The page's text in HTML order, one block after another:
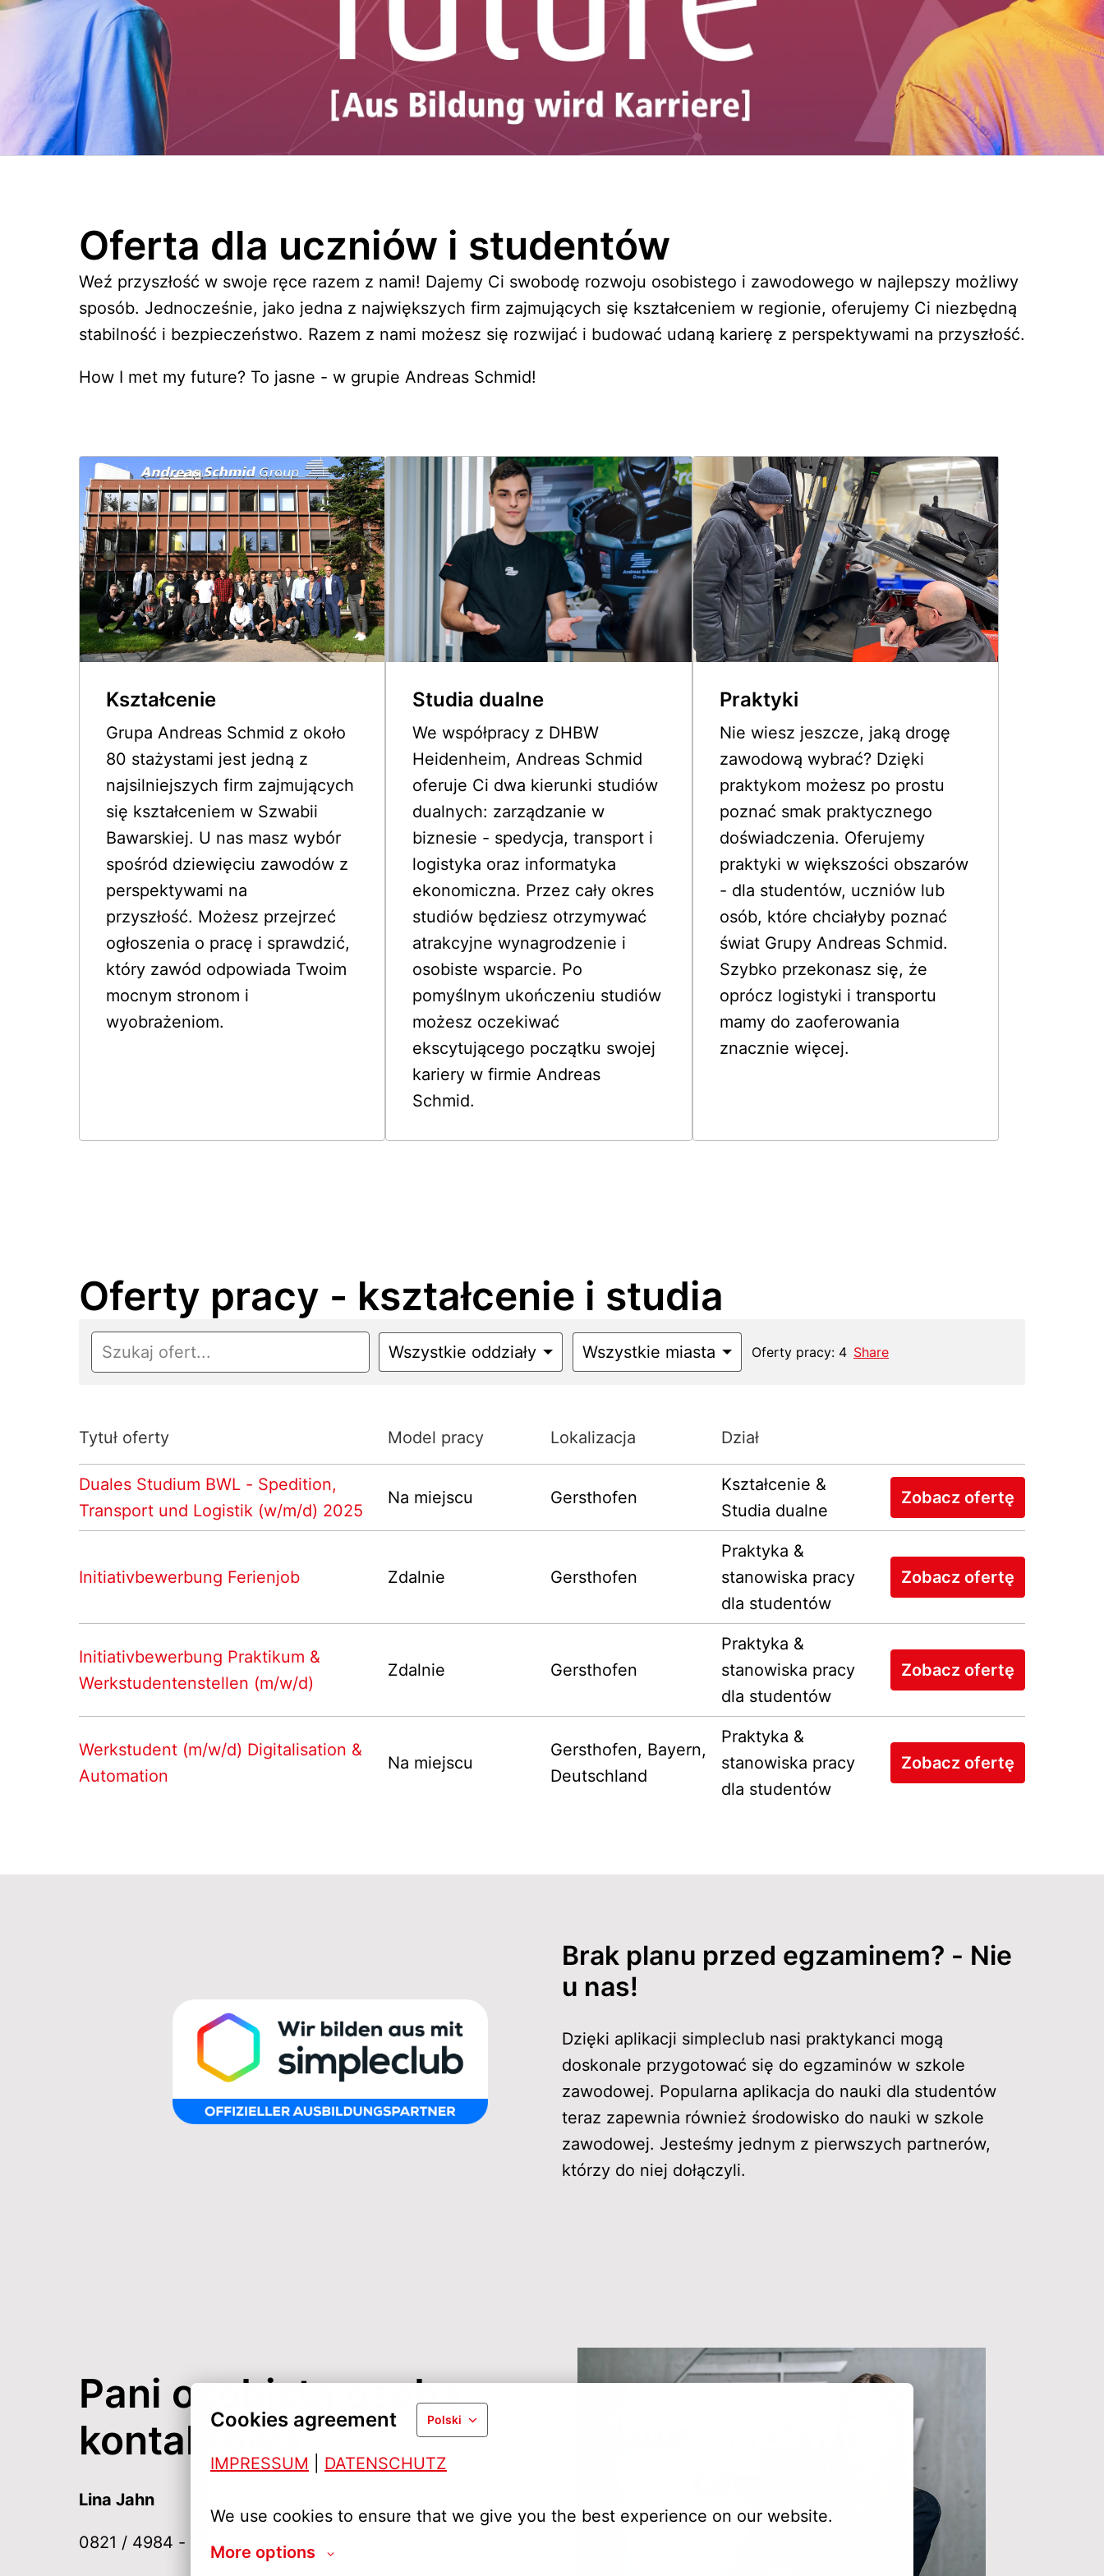
Cookies agreement Polski
IMPRESSUM DATENSCHUTZ
We use cookies to ensure that we give you the best experience on our website.
More options
Oferta dla uczniów i studentów
Weź przyszłość w swoje ręce razem z nami! Dajemy Ci swobodę rozwoju osobistego i zawodowego w najlepszy możliwy
sposób. Jednocześnie, jako jedna z największych firm zajmujących się kształceniem w regionie, oferujemy Ci niezbędną
stabilność i bezpieczeństwo. Razem z nami możesz się rozwijać i budować udaną karierę z perspektywami na przyszłość.
How I met my future? To jasne - w grupie Andreas Schmid!
Kształcenie
Grupa Andreas Schmid z około
80 stażystami jest jedną z
najsilniejszych firm zajmujących
się kształceniem w Szwabii
Bawarskiej. U nas masz wybór
spośród dziewięciu zawodów z
perspektywami na
przyszłość. Możesz przejrzeć
ogłoszenia o pracę i sprawdzić,
który zawód odpowiada Twoim
mocnym stronom i
wyobrażeniom.
Studia dualne
We współpracy z DHBW
Heidenheim, Andreas Schmid
oferuje Ci dwa kierunki studiów
dualnych: zarządzanie w
biznesie - spedycja, transport i
logistyka oraz informatyka
ekonomiczna. Przez cały okres
studiów będziesz otrzymywać
atrakcyjne wynagrodzenie i
osobiste wsparcie. Po
pomyślnym ukończeniu studiów
możesz oczekiwać
ekscytującego początku swojej
kariery w firmie Andreas
Schmid.
Praktyki
Nie wiesz jeszcze, jaką drogę
zawodową wybrać? Dzięki
praktykom możesz po prostu
poznać smak praktycznego
doświadczenia. Oferujemy
praktyki w większości obszarów
- dla studentów, uczniów lub
osób, które chciałyby poznać
świat Grupy Andreas Schmid.
Szybko przekonasz się, że
oprócz logistyki i transportu
mamy do zaoferowania
znacznie więcej.
Oferty pracy - kształcenie i studia
Wszystkie oddziały Wszystkie miasta Oferty pracy: 4 Share
Tytuł oferty Model pracy Lokalizacja Dział
Duales Studium BWL - Spedition,
Transport und Logistik (w/m/d) 2025
Na miejscu Gersthofen
Kształcenie &
Studia dualne
Zobacz ofertę
Initiativbewerbung Ferienjob Zdalnie Gersthofen
Praktyka &
stanowiska pracy
dla studentów
Zobacz ofertę
Initiativbewerbung Praktikum &
Werkstudentenstellen (m/w/d)
Zdalnie Gersthofen
Praktyka &
stanowiska pracy
dla studentów
Zobacz ofertę
Werkstudent (m/w/d) Digitalisation &
Automation
Na miejscu
Gersthofen, Bayern,
Deutschland
Praktyka &
stanowiska pracy
dla studentów
Zobacz ofertę
Brak planu przed egzaminem? - Nie
u nas!
Dzięki aplikacji simpleclub nasi praktykanci mogą
doskonale przygotować się do egzaminów w szkole
zawodowej. Popularna aplikacja do nauki dla studentów
teraz zapewnia również środowisko do nauki w szkole
zawodowej. Jesteśmy jednym z pierwszych partnerów,
którzy do niej dołączyli.
Pani osobista osoba
kontaktowa
Lina Jahn
0821 / 4984 - 302